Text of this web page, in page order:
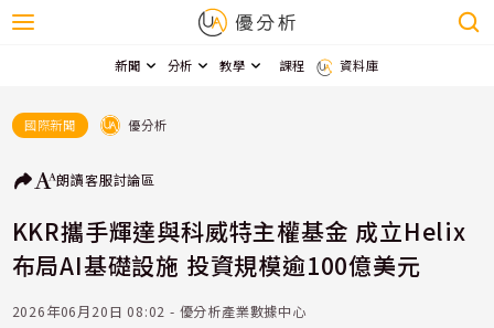
新聞 分析 教學 課程 資料庫
國際新聞 優分析
朗讀客服討論區
KKR攜手輝達與科威特主權基金 成立Helix
布局AI基礎設施 投資規模逾100億美元
2026年06月20日 08:02 - 優分析產業數據中心